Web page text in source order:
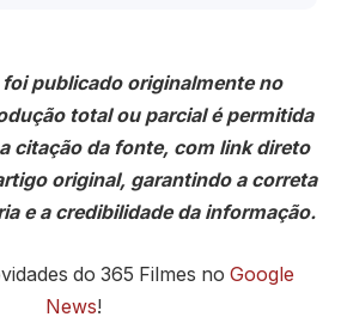
publicado originalmente no
total ou parcial é permitida
citação da fonte, com link direto
original, garantindo a correta
e a credibilidade da informação.
do 365 Filmes no Google
News!